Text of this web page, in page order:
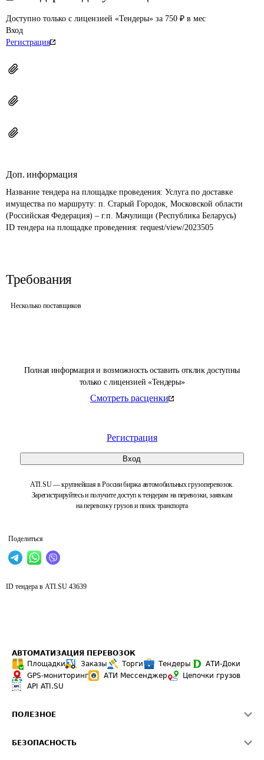
Полная информация и возможность оставить отклик доступны
только с лицензией «Тендеры»
Смотреть расценки
Регистрация
Вход
ATI.SU — крупнейшая в России биржа автомобильных грузоперевозок.
Зарегистрируйтесь и получите доступ к тендерам на перевозки, заявкам
на перевозку грузов и поиск транспорта
Поделиться
Доступно только с лицензией «Тендеры» за 750 ₽ в мес
Вход
Регистрация
Доп. информация
Название тендера на площадке проведения: Услуга по доставке
имущества по маршруту: п. Старый Городок, Московской области
(Российская Федерация) – г.п. Мачулищи (Республика Беларусь)
ID тендера на площадке проведения: request/view/2023505
Требования
Несколько поставщиков
ID тендера в ATI.SU 43639
АВТОМАТИЗАЦИЯ ПЕРЕВОЗОК
Площадки
Заказы Торги Тендеры
АТИ-Доки
GPS-мониторинг
АТИ Мессенджер
Цепочки грузов
API ATI.SU
ПОЛЕЗНОЕ
БЕЗОПАСНОСТЬ